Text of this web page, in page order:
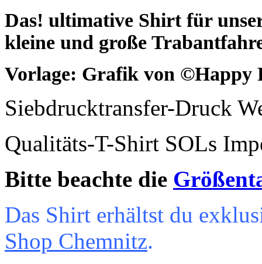
Das! ultimative Shirt für
kleine und große
Vorlage: Grafik von ©Happy
Siebdrucktransfer-Druck
Qualitäts-T-Shirt SOLs
Bitte beachte die
Das Shirt erhältst du
Shop Chemnitz.